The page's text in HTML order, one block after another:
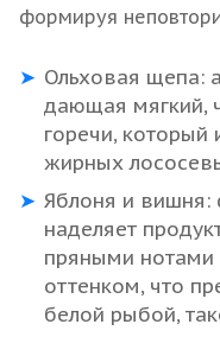
формируя
Ольховая щепа:
дающая мягкий,
горечи, который
жирных
Яблоня и вишня:
наделяет
пряными нотами
оттенком, что
белой рыбой,